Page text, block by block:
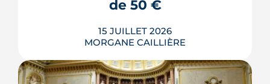
LIRE L'ARTICLE
de 50 €
15 JUILLET 2026
MORGANE CAILLIÈRE